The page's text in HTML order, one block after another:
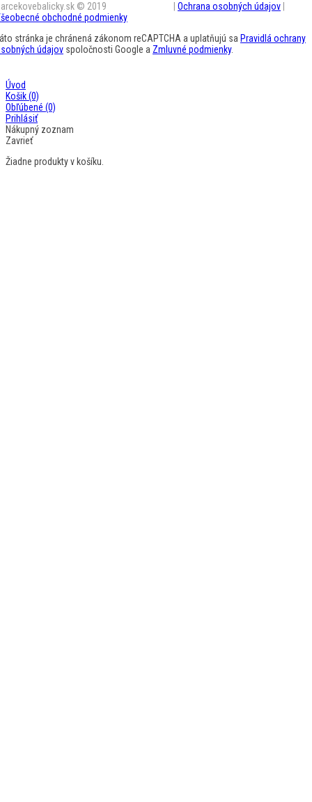
© 2019 Ochrana osobných údajov
obchodné podmienky
stránka je chránená zákonom reCAPTCHA a uplatňujú sa Pravidlá ochrany
údajov spoločnosti Google a Zmluvné podmienky.
Úvod
Košik(0)
Obľúbené (0)
Prihlásiť
Nákupný zoznam
Zavrieť
Žiadne produkty v košíku.